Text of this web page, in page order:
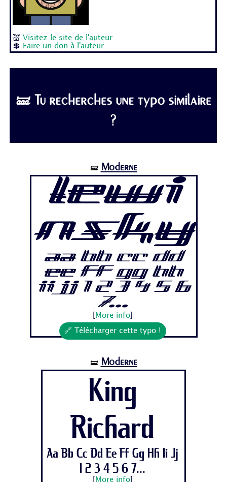
💒 Visitez le site de l'auteur
💲
Faire un don à l'auteur
🝛 Tu recherches une typo similaire
?
🝛 Moderne
Lewi
nsky
Aa Bb Cc Dd
Ee Ff Gg Hh
Ii Jj 1 2 3 4 5 6
7...
More info]
🔗 Télécharger cette typo !
🝛 Moderne
King
Richard
Aa Bb Cc Dd Ee Ff Gg Hh Ii Jj
1 2 3 4 5 6 7...
More info]